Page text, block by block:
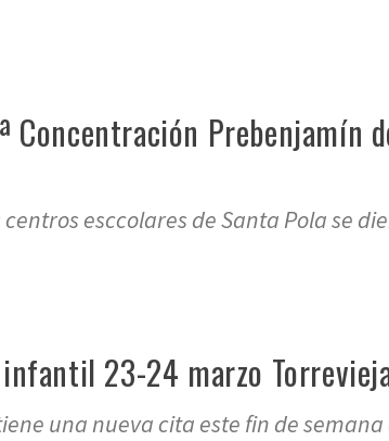
Prebenjamín
esccolares de Santa Pola se
23-24 marzo
una nueva cita este fin de